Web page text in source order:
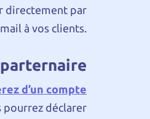
directement par
mail à vos clients.
d’un compte
pourrez déclarer